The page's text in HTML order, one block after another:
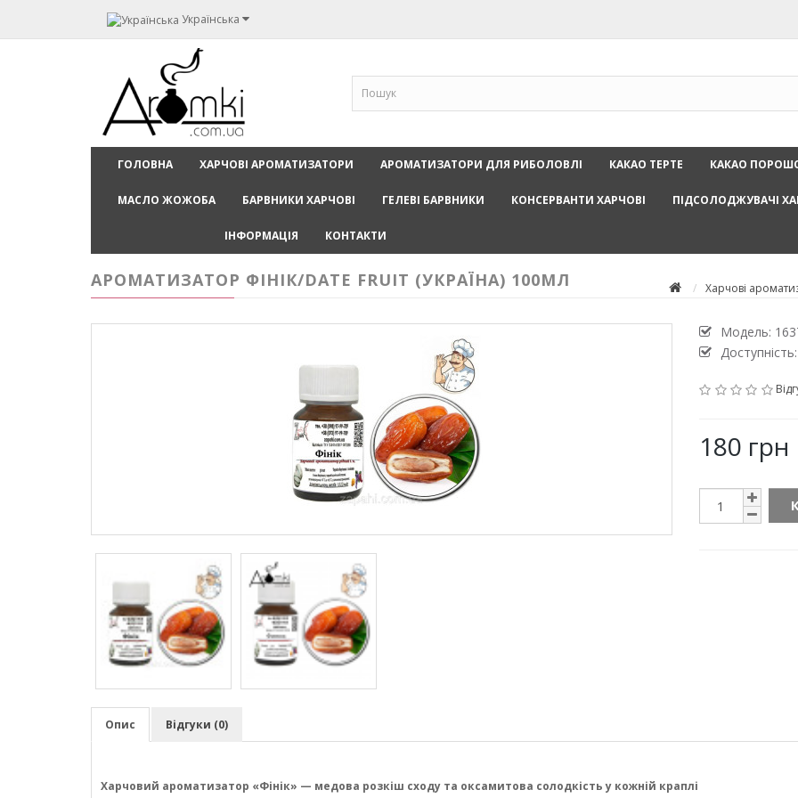
Українська
ГОЛОВНА ХАРЧОВІ АРОМАТИЗАТОРИ АРОМАТИЗАТОРИ ДЛЯ РИБОЛОВЛІ КАКАО ТЕРТЕ КАКАО
МАСЛО ЖОЖОБА БАРВНИКИ ХАРЧОВІ ГЕЛЕВІ БАРВНИКИ КОНСЕРВАНТИ ХАРЧОВІ ПІДСОЛОДЖУВАЧІ
ІНФОРМАЦІЯ КОНТАКТИ
Харчові
АРОМАТИЗАТОР ФІНІК/DATE FRUIT (УКРАЇНА) 100МЛ
Модель:
180 грн
Опис Відгуки (0)
Харчовий ароматизатор «Фінік» — медова розкіш сходу та оксамитова солодкість у кожній краплі